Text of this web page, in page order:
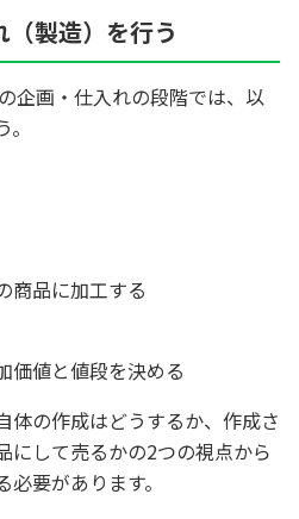
製造）を行う
企画・仕入れの段階では、以
商品に加工する
価値と値段を決める
体の作成はどうするか、作成さ
にして売るかの2つの視点から
要があります。